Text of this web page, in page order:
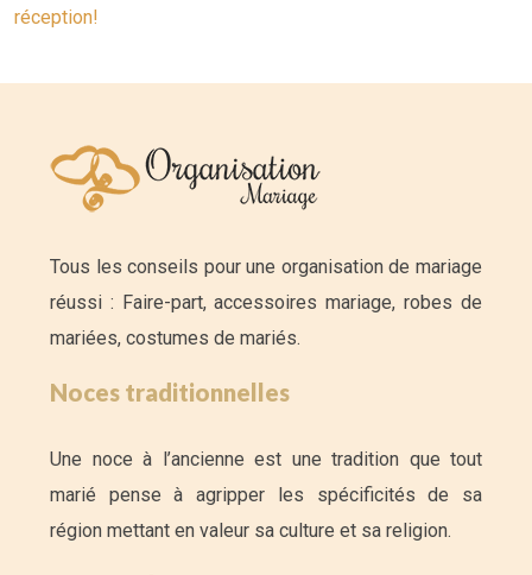
réception!
Tous les conseils pour une organisation de mariage
réussi : Faire-part, accessoires mariage, robes de
mariées, costumes de mariés.
Noces traditionnelles
Une noce à l’ancienne est une tradition que tout
marié pense à agripper les spécificités de sa
région mettant en valeur sa culture et sa religion.